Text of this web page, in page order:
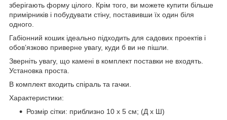
зберігають форму цілого. Крім того, ви можете купити більше
примірників і побудувати стіну, поставивши їх один біля
одного.
Габіонний кошик ідеально підходить для садових проектів і
обов’язково приверне увагу, куди б ви не пішли.
Зверніть увагу, що камені в комплект поставки не входять.
Установка проста.
В комплект входить спіраль та гачки.
Характеристики:
Розмір сітки: приблизно 10 x 5 см; (Д x Ш)